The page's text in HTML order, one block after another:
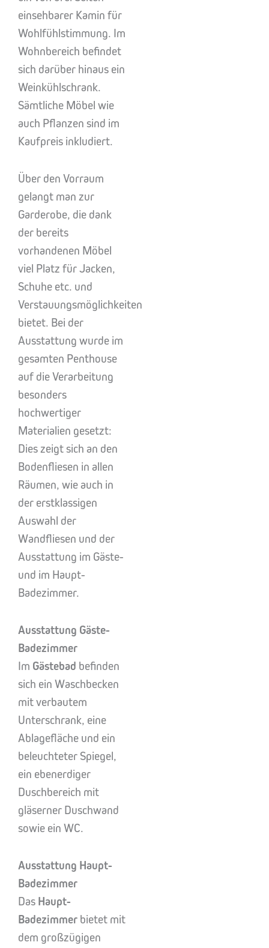
einsehbarer Kamin für
Wohlfühlstimmung. Im
Wohnbereich befindet
sich darüber hinaus ein
Weinkühlschrank.
Sämtliche Möbel wie
auch Pflanzen sind im
Kaufpreis inkludiert.
Über den Vorraum
gelangt man zur
Garderobe, die dank
der bereits
vorhandenen Möbel
viel Platz für Jacken,
Schuhe etc. und
Verstauungsmöglichkeiten
bietet. Bei der
Ausstattung wurde im
gesamten Penthouse
auf die Verarbeitung
besonders
hochwertiger
Materialien gesetzt:
Dies zeigt sich an den
Bodenfliesen in allen
Räumen, wie auch in
der erstklassigen
Auswahl der
Wandfliesen und der
Ausstattung im Gäste-
und im Haupt-
Badezimmer.
Ausstattung Gäste-
Badezimmer
Im Gästebad befinden
sich ein Waschbecken
mit verbautem
Unterschrank, eine
Ablagefläche und ein
beleuchteter Spiegel,
ein ebenerdiger
Duschbereich mit
gläserner Duschwand
sowie ein WC.
Ausstattung Haupt-
Badezimmer
Das Haupt-
Badezimmer bietet mit
dem großzügigen